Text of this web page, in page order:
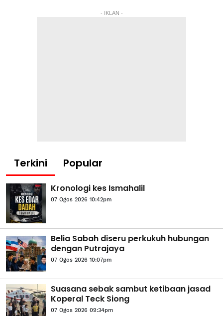
- IKLAN -
Terkini Popular
Kronologi kes Ismahalil
07 Ogos 2026 10:42pm
Belia Sabah diseru perkukuh hubungan
dengan Putrajaya
07 Ogos 2026 10:07pm
Suasana sebak sambut ketibaan jasad
Koperal Teck Siong
07 Ogos 2026 09:34pm